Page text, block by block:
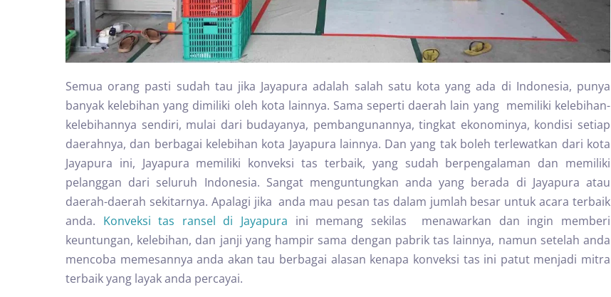
Semua orang pasti sudah tau jika Jayapura adalah salah satu kota yang ada di Indonesia, punya
banyak kelebihan yang dimiliki oleh kota lainnya. Sama seperti daerah lain yang memiliki kelebihan-
kelebihannya sendiri, mulai dari budayanya, pembangunannya, tingkat ekonominya, kondisi setiap
daerahnya, dan berbagai kelebihan kota Jayapura lainnya. Dan yang tak boleh terlewatkan dari kota
Jayapura ini, Jayapura memiliki konveksi tas terbaik, yang sudah berpengalaman dan memiliki
pelanggan dari seluruh Indonesia. Sangat menguntungkan anda yang berada di Jayapura atau
daerah-daerah sekitarnya. Apalagi jika anda mau pesan tas dalam jumlah besar untuk acara terbaik
anda. Konveksi tas ransel di Jayapura ini memang sekilas menawarkan dan ingin memberi
keuntungan, kelebihan, dan janji yang hampir sama dengan pabrik tas lainnya, namun setelah anda
mencoba memesannya anda akan tau berbagai alasan kenapa konveksi tas ini patut menjadi mitra
terbaik yang layak anda percayai.